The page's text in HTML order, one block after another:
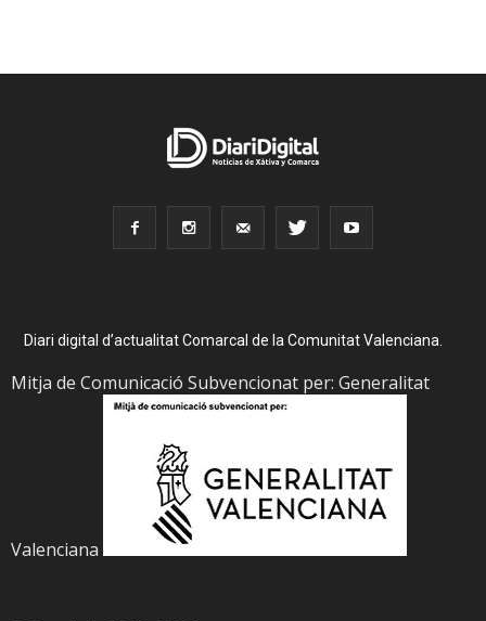
Diari digital d’actualitat Comarcal de la Comunitat Valenciana.
Mitja de Comunicació Subvencionat per: Generalitat
Valenciana